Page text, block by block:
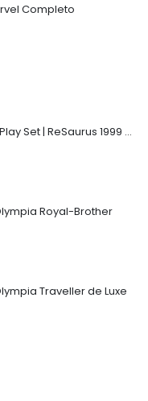
Completo
Speed Racer Mach 5 Play Set | ReSaurus 1999 | Meteoro
Royal-Brother
Traveller de Luxe